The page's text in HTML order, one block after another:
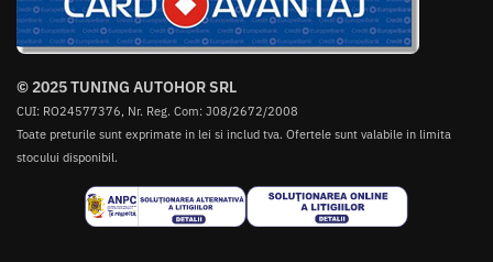
© 2025 TUNING AUTOHOR SRL
CUI: RO24577376, Nr. Reg. Com: J08/2672/2008
Toate preturile sunt exprimate in lei si includ tva. Ofertele sunt valabile in limita
stocului disponibil.